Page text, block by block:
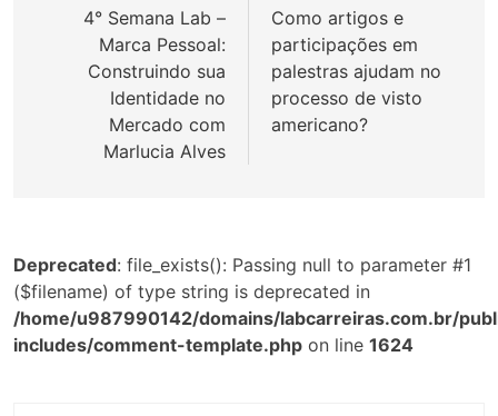
Post
4° Semana Lab –
Marca Pessoal:
Construindo sua
Identidade no
Mercado com
Marlucia Alves
Como artigos e
participações em
palestras ajudam no
processo de visto
americano?
Deprecated: file_exists(): Passing null to parameter #1
($filename) of type string is deprecated in
/home/u987990142/domains/labcarreiras.com.br/
includes/comment-template.php on line 1624